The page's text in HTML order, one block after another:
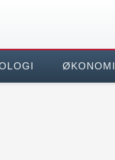
ØKONOMI